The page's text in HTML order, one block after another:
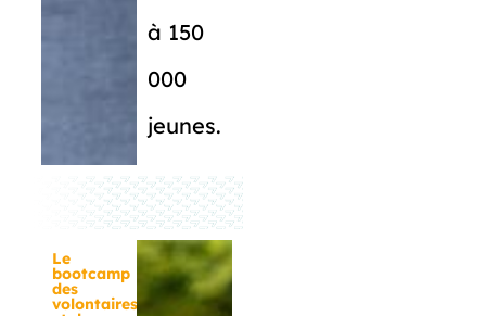
à 150
000
jeunes.
Le
bootcamp
des
volontaires